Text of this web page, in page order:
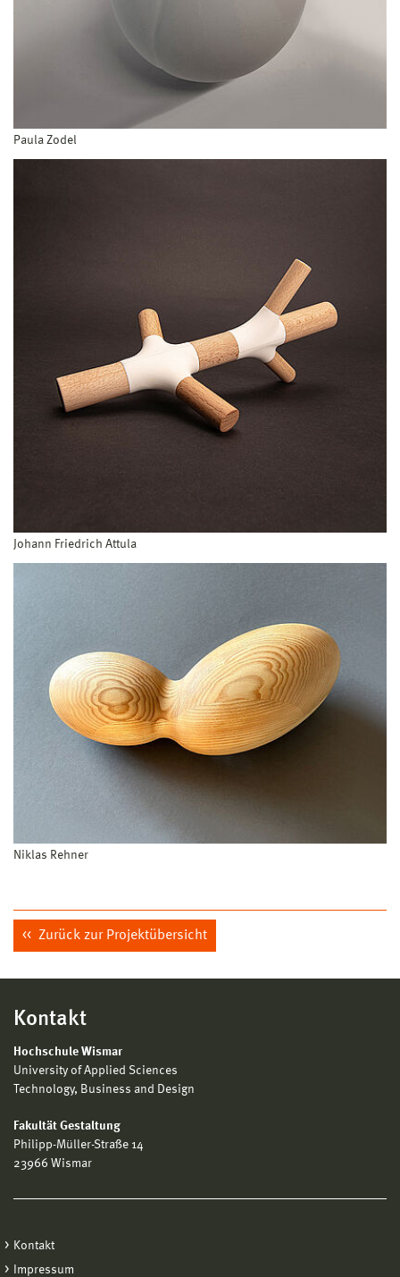
Paula Zodel
Johann Friedrich Attula
Niklas Rehner
Zurück zur Projektübersicht
Kontakt
Hochschule Wismar
University of Applied Sciences
Technology, Business and Design
Fakultät Gestaltung
Philipp-Müller-Straße 14
23966 Wismar
Kontakt
Impressum